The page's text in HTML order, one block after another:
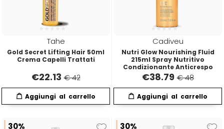
Tahe
Gold Secret Lifting Hair 50ml
Crema Capelli Trattati
€22.13 € 42
Cadiveu
Nutri Glow Nourishing Fluid
215ml Spray Nutritivo
Condizionante Anticrespo
€38.79 € 48
30% 30%